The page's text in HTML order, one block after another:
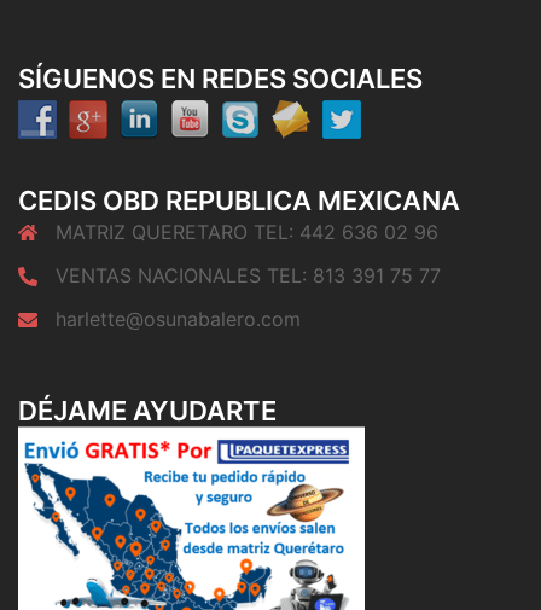
SÍGUENOS EN REDES SOCIALES
CEDIS OBD REPUBLICA MEXICANA
MATRIZ QUERETARO TEL: 442 636 02 96
VENTAS NACIONALES TEL: 813 391 75 77
harlette@osunabalero.com
DÉJAME AYUDARTE